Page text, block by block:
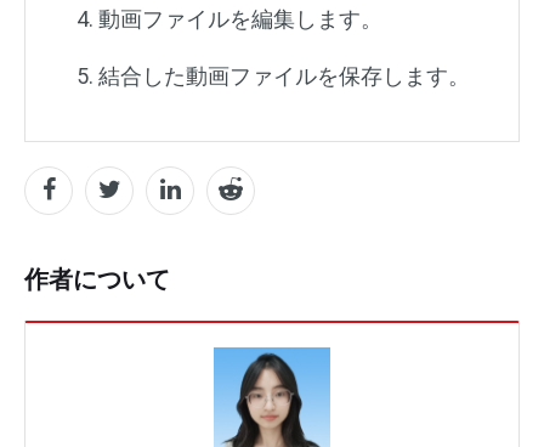
動画ファイルを編集します。
結合した動画ファイルを保存します。
作者について